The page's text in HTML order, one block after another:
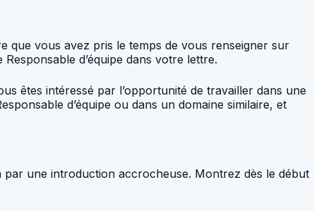
que vous avez pris le temps de vous renseigner sur
d’équipe dans votre lettre.
êtes intéressé par l’opportunité de travailler dans une
d’équipe ou dans un domaine similaire, et
une introduction accrocheuse. Montrez dès le début